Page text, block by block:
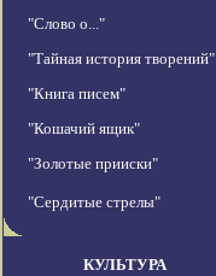
"Слово о..."
"Тайная история творений"
"Книга писем"
"Кошачий ящик"
"Золотые прииски"
"Сердитые стрелы"
КУЛЬТУРА